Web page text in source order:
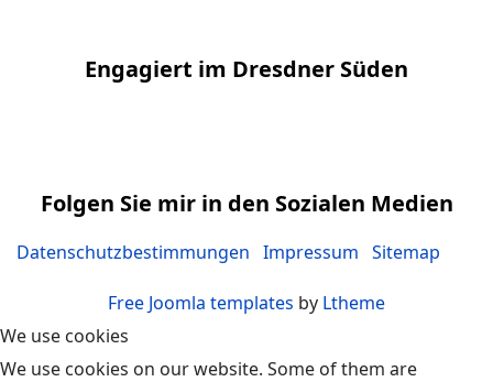
Engagiert im Dresdner Süden
Folgen Sie mir in den Sozialen Medien
Datenschutzbestimmungen Impressum Sitemap
Free Joomla templates by Ltheme
We use cookies
We use cookies on our website. Some of them are